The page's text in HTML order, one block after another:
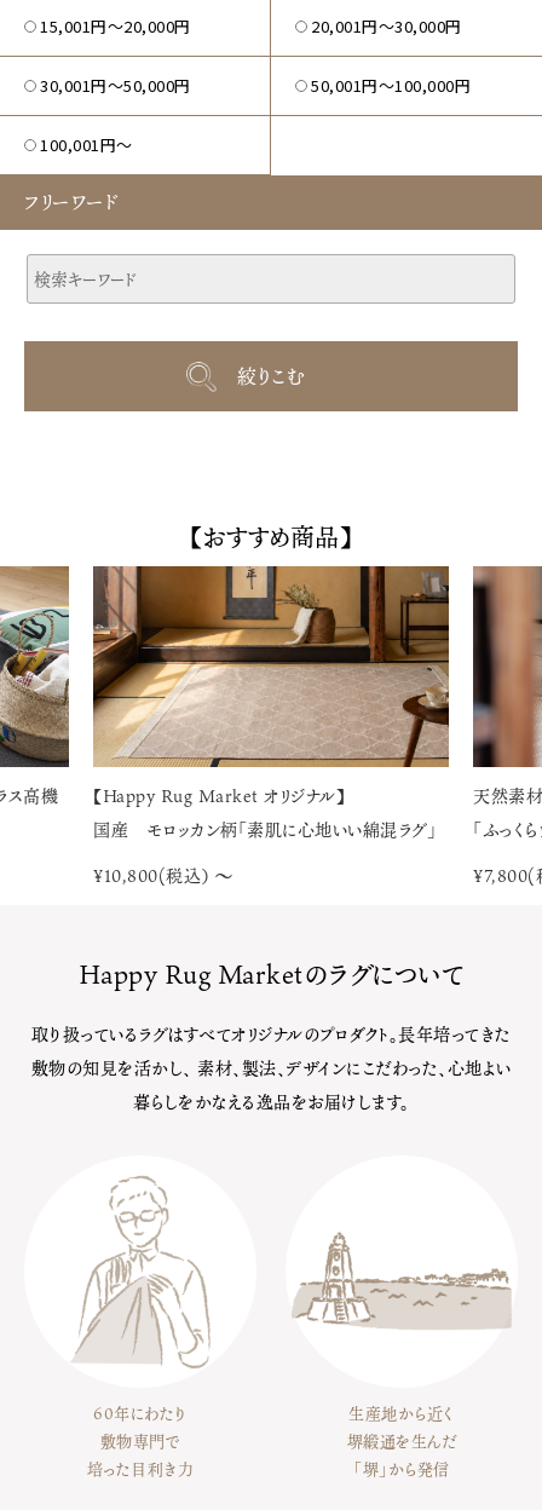
15,001円〜20,000円 20,001円〜30,000円
30,001円〜50,000円 50,001円〜100,000円
100,001円～
フリーワード
【おすすめ商品】
ス高機
【Happy Rug Market オリジナル】
国産 モロッカン柄「素肌に心地いい綿混ラグ」
¥10,800(税込） 〜
天然
「ふっく
¥7,800(
Happy Rug Marketのラグについて
取り扱っているラグはすべてオリジナルのプロダクト。長年培ってきた
敷物の知見を活かし、 素材、製法、デザインにこだわった、心地よい
暮らしをかなえる逸品をお届けします。
60年にわたり
敷物専門で
培った目利き力
生産地から近く
堺緞通を生んだ
「堺」から発信